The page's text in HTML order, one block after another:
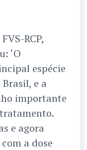
RCP,
‘O
espécie
e a
importante
e agora
a dose